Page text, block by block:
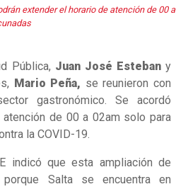
extender el horario de atención de 00 a
Pública, Juan José Estebany
Mario Peña, se reunieron con
gastronómico. Se acordó
de 00 a 02am solo para
la COVID-19.
indicó que esta ampliación de
Salta se encuentra en